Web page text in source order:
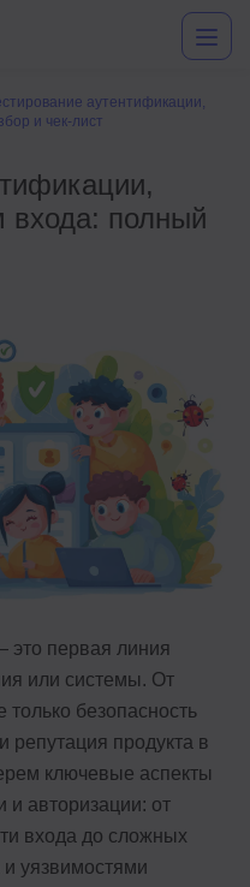
аутентификации,
и чек-лист
входа: полный
это первая линия
или системы. От
только безопасность
репутация продукта в
ключевые аспекты
и авторизации: от
входа до сложных
уязвимостями